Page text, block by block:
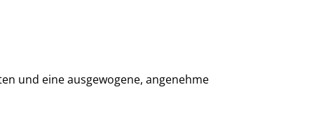
und eine ausgewogene, angenehme